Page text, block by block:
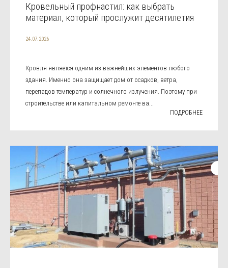
Кровельный профнастил: как выбрать
материал, который прослужит десятилетия
24.07.2026
Кровля является одним из важнейших элементов любого
здания. Именно она защищает дом от осадков, ветра,
перепадов температур и солнечного излучения. Поэтому при
строительстве или капитальном ремонте ва...
ПОДРОБНЕЕ